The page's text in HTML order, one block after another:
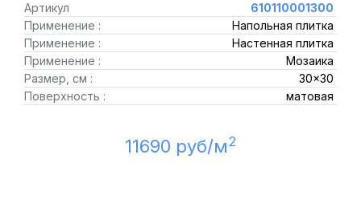
Артикул
610110001300
Применение :
Напольная плитка
Применение :
Настенная плитка
Применение :
Мозаика
Размер, см :
30x30
Поверхность :
матовая
11690 руб/м2